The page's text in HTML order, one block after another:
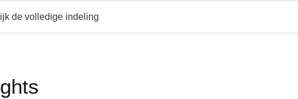
de volledige indeling